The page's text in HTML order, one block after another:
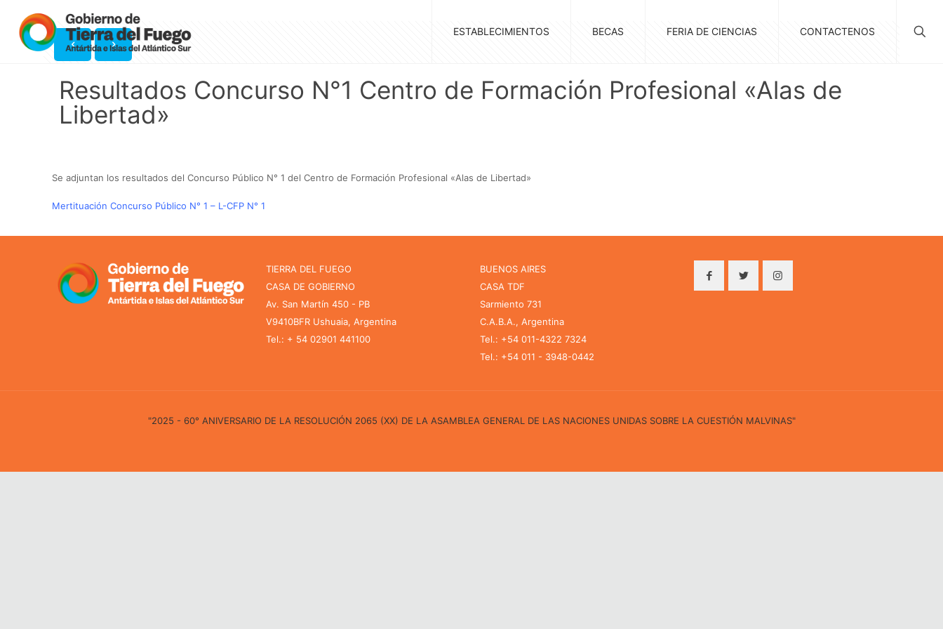
ESTABLECIMIENTOS BECAS FERIA DE CIENCIAS CONTACTENOS
Resultados Concurso N°1 Centro de Formación Profesional «Alas de
Libertad»
Se adjuntan los resultados del Concurso Público N° 1 del Centro de Formación Profesional «Alas de Libertad»
Mertituación Concurso Público N° 1 – L-CFP N° 1
TIERRA DEL FUEGO
CASA DE GOBIERNO
Av. San Martín 450 - PB
V9410BFR Ushuaia, Argentina
Tel.: + 54 02901 441100
BUENOS AIRES
CASA TDF
Sarmiento 731
C.A.B.A., Argentina
Tel.: +54 011-4322 7324
Tel.: +54 011 - 3948-0442
"2025 - 60° ANIVERSARIO DE LA RESOLUCIÓN 2065 (XX) DE LA ASAMBLEA GENERAL DE LAS NACIONES UNIDAS SOBRE LA CUESTIÓN MALVINAS"